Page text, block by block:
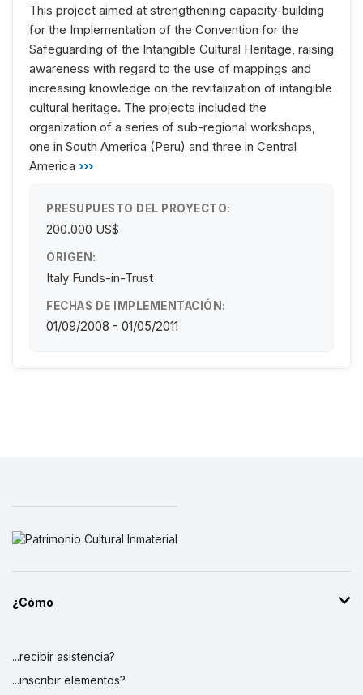
This project aimed at strengthening capacity-building
for the Implementation of the Convention for the
Safeguarding of the Intangible Cultural Heritage, raising
awareness with regard to the use of mappings and
increasing knowledge on the revitalization of intangible
cultural heritage. The projects included the
organization of a series of sub-regional workshops,
one in South America (Peru) and three in Central
America ›››
PRESUPUESTO DEL PROYECTO:
200.000 US$
ORIGEN:
Italy Funds-in-Trust
FECHAS DE IMPLEMENTACIÓN:
01/09/2008 - 01/05/2011
¿Cómo
...recibir asistencia?
...inscribir elementos?